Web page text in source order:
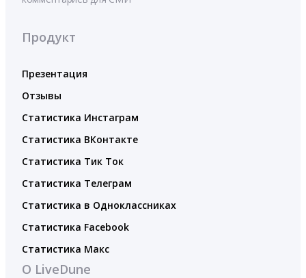
Продукт
Презентация
Отзывы
Статистика Инстаграм
Статистика ВКонтакте
Статистика Тик Ток
Статистика Телеграм
Статистика в Одноклассниках
Статистика Facebook
Статистика Макс
О LiveDune